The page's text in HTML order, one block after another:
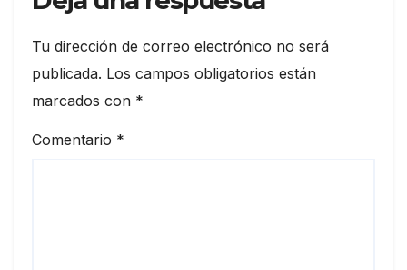
Tu dirección de correo electrónico no será
publicada. Los campos obligatorios están
marcados con *
Comentario *